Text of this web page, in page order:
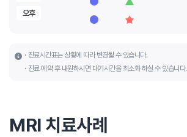
오후
진료시간표는 상황에 따라 변경될 수 있습니다.
진료 예약 후 내원하시면 대기시간을 최소화 하실 수 있습니다.
MRI 치료사례